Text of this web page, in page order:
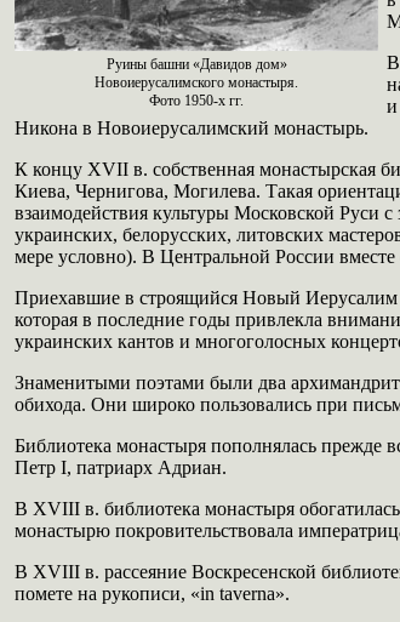
Руины башни «Давидов дом»
Новоиерусалимского монастыря.
Фото 1950-х гг.
и
Никона в Новоиерусалимский монастырь.
К концу XVII в. собственная монастырская
Киева, Чернигова, Могилева. Такая
взаимодействия культуры Московской Руси
украинских, белорусских, литовских
мере условно). В Центральной России
Приехавшие в строящийся Новый Иерусалим
которая в последние годы привлекла
украинских кантов и многоголосных
Знаменитыми поэтами были два
обихода. Они широко пользовались при
Библиотека монастыря пополнялась прежде
Петр I, патриарх Адриан.
В XVIII в. библиотека монастыря
монастырю покровительствовала
В XVIII в. рассеяние Воскресенской
помете на рукописи, «in taverna».